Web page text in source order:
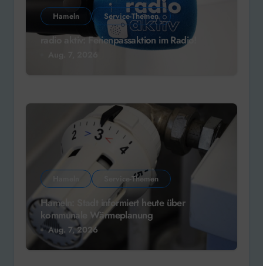
Hameln Service-Themen
radio aktiv: Ferienpassaktion im Radio!
Service-Themen
Hameln: Stadt informiert heute über
kommunale Wärmeplanung
Aug. 7, 2026